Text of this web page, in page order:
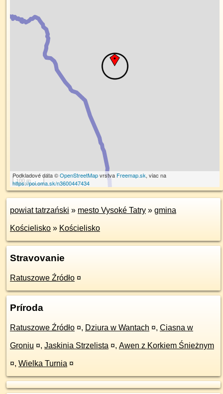
100 m
Podkladové dáta ©OpenStreetMapvrstva Freemap.sk, viac na
https://poi.oma.sk/n3600447434
powiat tatrzański » mesto Vysoké Tatry » gmina
Kościelisko » Kościelisko
Stravovanie
Ratuszowe Źródło ¤
Príroda
Ratuszowe Źródło ¤, Dziura w Wantach ¤, Ciasna w
Groniu ¤, Jaskinia Strzelista ¤, Awen z Korkiem Śnieżnym
¤, Wielka Turnia ¤